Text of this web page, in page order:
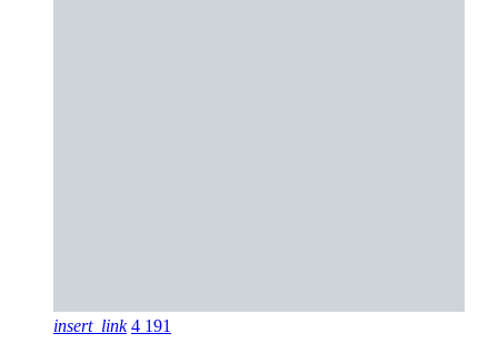
insert_link 4 191